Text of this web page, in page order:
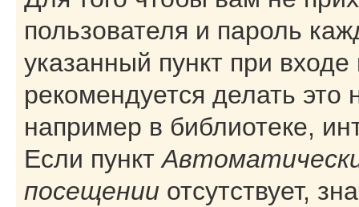
пользователя и пароль
указанный пункт при
рекомендуется делать
например в библиотеке,
Если пункт
посещении отсутствует,